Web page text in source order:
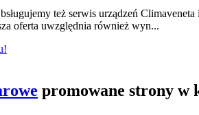
też serwis urządzeń
oferta uwzględnia również wyn...
promowane strony w